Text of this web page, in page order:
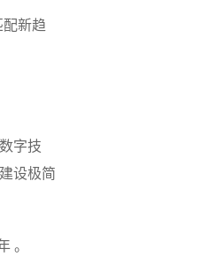
新趋
字技
设极简
。